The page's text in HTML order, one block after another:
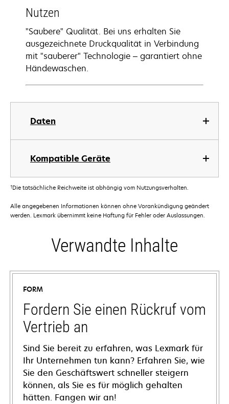
Daten
Kompatible Geräte
Nutzen
"Saubere" Qualität. Bei uns erhalten Sie
ausgezeichnete Druckqualität in Verbindung
mit "sauberer" Technologie – garantiert ohne
Händewaschen.
†Die tatsächliche Reichweite ist abhängig vom Nutzungsverhalten.
Alle angegebenen Informationen können ohne Vorankündigung geändert
werden. Lexmark übernimmt keine Haftung für Fehler oder Auslassungen.
Verwandte Inhalte
FORM
Fordern Sie einen Rückruf vom
Vertrieb an
Sind Sie bereit zu erfahren, was Lexmark für
Ihr Unternehmen tun kann? Erfahren Sie, wie
Sie den Geschäftswert schneller steigern
können, als Sie es für möglich gehalten
hätten. Fangen wir an!